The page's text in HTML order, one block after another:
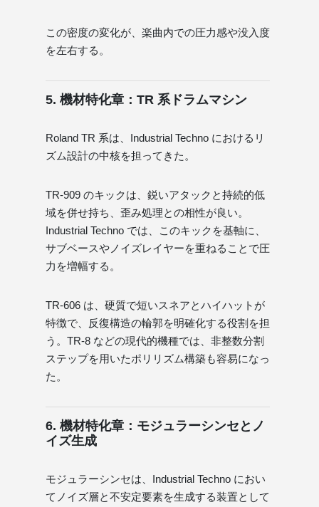
この密度の変化が、楽曲内での圧力感や没入度
を左右する。
5. 機材特化章：TR 系ドラムマシン
Roland TR 系は、Industrial Techno におけるリ
ズム設計の中核を担ってきた。
TR-909 のキックは、鋭いアタックと持続的低
域を併せ持ち、歪み処理との相性が良い。
Industrial Techno では、このキックを基軸に、
サブベースやノイズレイヤーを重ねることで圧
力を増幅する。
TR-606 は、硬質で短いスネアとハイハットが
特徴で、反復構造の輪郭を明確化する役割を担
う。TR-8 などの現代的機種では、非整数分割
ステップを用いたポリリズム構築も容易になっ
た。
6. 機材特化章：モジュラーシンセとノ
イズ生成
モジュラーシンセは、Industrial Techno におい
てノイズ層と不安定要素を生成する装置として